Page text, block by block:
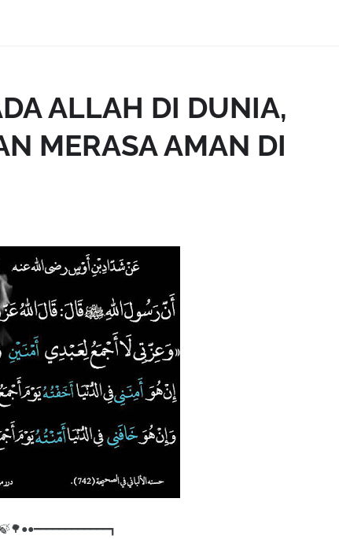
ALLAH DI DUNIA,
MERASA AMAN DI